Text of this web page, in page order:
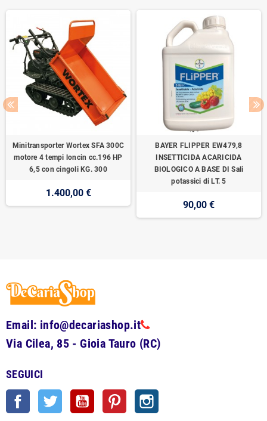
Minitransporter Wortex SFA 300C
motore 4 tempi loncin cc.196 HP
6,5 con cingoli KG. 300
1.400,00 €
BAYER FLIPPER EW479,8
INSETTICIDA ACARICIDA
BIOLOGICO A BASE DI Sali
potassici di LT. 5
90,00 €
Email: info@decariashop.it
Via Cilea, 85 - Gioia Tauro (RC)
SEGUICI
Facebook Twitter YouTube Pinterest